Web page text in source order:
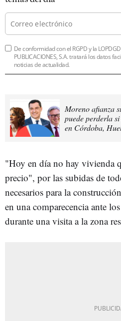
De conformidad con el RGPD y la
PUBLICACIONES, S.A. tratará los datos
noticias de actualidad.
Moreno afianza
puede perderla
en Córdoba,
"Hoy en día no hay vivienda
precio", por las subidas de
necesarios para la
en una comparecencia ante
durante una visita a la zona